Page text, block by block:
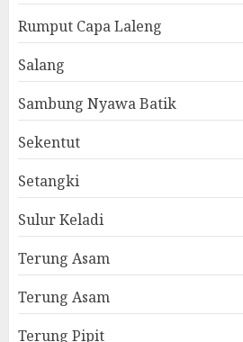
Rumput Capa Laleng
Salang
Sambung Nyawa Batik
Sekentut
Setangki
Sulur Keladi
Terung Asam
Terung Asam
Terung Pipit